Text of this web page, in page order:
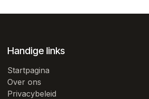
Handige links
Startpagina
Over ons
Privacybeleid